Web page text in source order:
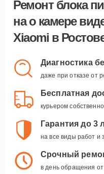
Ремонт блока
на о камере
Xiaomi в
Диагностика
даже при отказе от
Бесплатная
курьером
Гарантия до 3
на все виды работ и
Срочный
в день обращения